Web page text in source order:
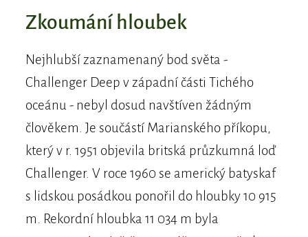
Zkoumání hloubek
Nejhlubší zaznamenaný bod světa -
Challenger Deep v západní části Tichého
oceánu - nebyl dosud navštíven žádným
člověkem. Je součástí Marianského příkopu,
který v r. 1951 objevila britská průzkumná loď
Challenger. V roce 1960 se americký batyskaf
s lidskou posádkou ponořil do hloubky 10 915
m. Rekordní hloubka 11 034 m byla